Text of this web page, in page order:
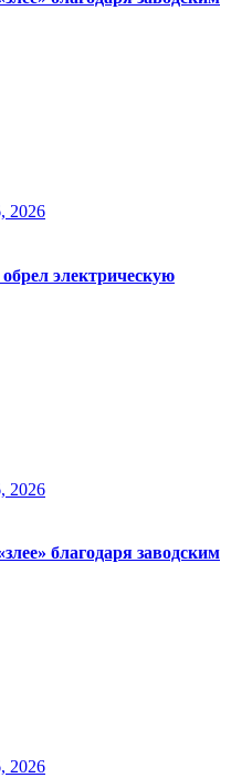
2026
электрическую
2026
благодаря заводским
2026